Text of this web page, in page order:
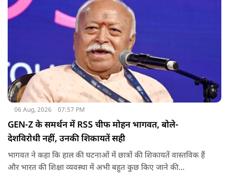
06 Aug, 2026 07:57 PM
GEN-Z के समर्थन में RSS चीफ मोहन भागवत, बोले-
देशविरोधी नहीं, उनकी शिकायतें सही
भागवत ने कहा कि हाल की घटनाओं में छात्रों की शिकायतें वास्तविक हैं
और भारत की शिक्षा व्यवस्था में अभी बहुत कुछ किए जाने की